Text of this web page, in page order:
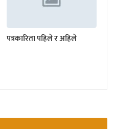
पत्रकारिता पहिले र अहिले